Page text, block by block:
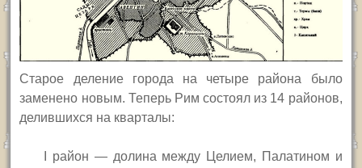
Старое деление города на четыре района было
заменено новым. Теперь Рим состоял из 14 районов,
делившихся на кварталы:
район — долина между Целием, Палатином и